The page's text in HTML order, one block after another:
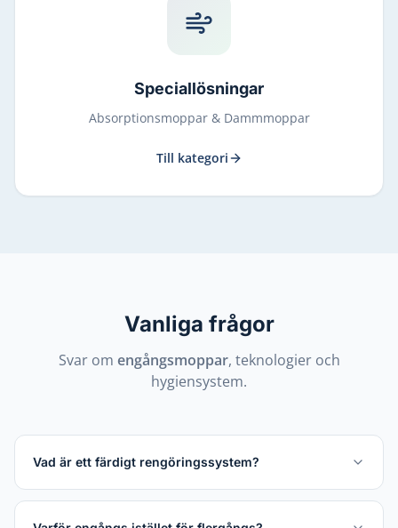
Speciallösningar
Absorptionsmoppar & Dammmoppar
Till kategori
Vanliga frågor
Svar om engångsmoppar, teknologier och
hygiensystem.
Vad är ett färdigt rengöringssystem?